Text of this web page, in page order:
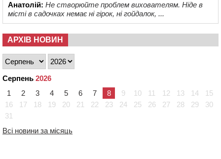
Анатолій: Не створюйте проблем вихователям. Ніде в
місті в садочках немає ні гірок, ні гойдалок, ...
АРХІВ НОВИН
Серпень 2026
1
2 3 4 5 6 7 8 9 10 11 12 13 14
15
16
17 18 19 20 21 22 23 24 25 26 27 28 29
30
31
Всі новини за місяць